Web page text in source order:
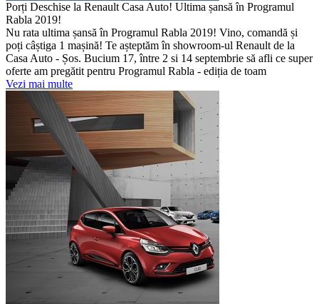
Porți Deschise la Renault Casa Auto! Ultima șansă în Programul
Rabla 2019!
Nu rata ultima șansă în Programul Rabla 2019! Vino, comandă și
poți câștiga 1 mașină! Te așteptăm în showroom-ul Renault de la
Casa Auto - Șos. Bucium 17, între 2 si 14 septembrie să afli ce super
oferte am pregătit pentru Programul Rabla - ediția de toam
Vezi mai multe